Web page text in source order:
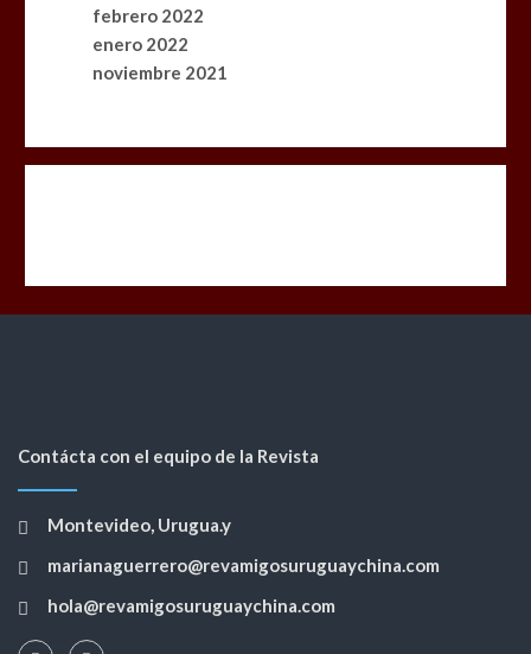
febrero 2022
enero 2022
noviembre 2021
Contácta con el equipo de la Revista
Montevideo, Urugua.y
marianaguerrero@revamigosuruguaychina.com
hola@revamigosuruguaychina.com